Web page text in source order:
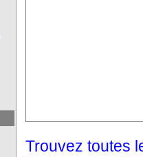
Trouvez toutes